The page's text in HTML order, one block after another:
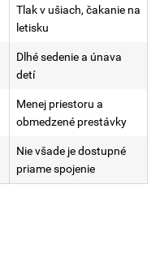
Tlak v ušiach, čakanie na
letisku
Dlhé sedenie a únava
detí
Menej priestoru a
obmedzené prestávky
Nie všade je dostupné
priame spojenie